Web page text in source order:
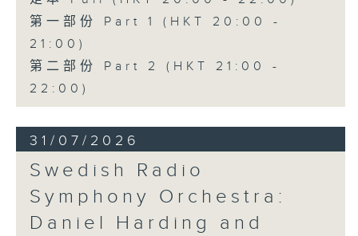
第一部份 Part 1 (HKT 20:00 -
21:00)
第二部份 Part 2 (HKT 21:00 -
22:00)
31/07/2026
Swedish Radio
Symphony Orchestra:
Daniel Harding and